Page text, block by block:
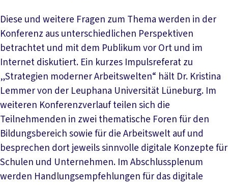
Diese und weitere Fragen zum Thema werden in der
Konferenz aus unterschiedlichen Perspektiven
betrachtet und mit dem Publikum vor Ort und im
Internet diskutiert. Ein kurzes Impulsreferat zu
„Strategien moderner Arbeitswelten“ hält Dr. Kristina
Lemmer von der Leuphana Universität Lüneburg. Im
weiteren Konferenzverlauf teilen sich die
Teilnehmenden in zwei thematische Foren für den
Bildungsbereich sowie für die Arbeitswelt auf und
besprechen dort jeweils sinnvolle digitale Konzepte für
Schulen und Unternehmen. Im Abschlussplenum
werden Handlungsempfehlungen für das digitale